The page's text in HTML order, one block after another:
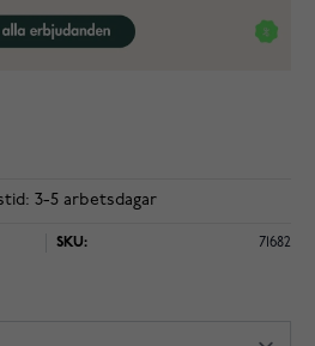
3-5 arbetsdagar
SKU: 71682